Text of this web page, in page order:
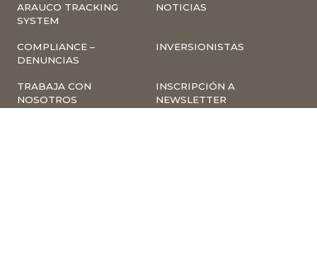
ARAUCO TRACKING
SYSTEM
NOTICIAS
COMPLIANCE –
DENUNCIAS
INVERSIONISTAS
TRABAJA CON
NOSOTROS
INSCRIPCIÓN A
NEWSLETTER